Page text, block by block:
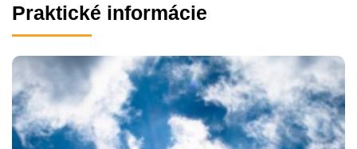
Praktické informácie